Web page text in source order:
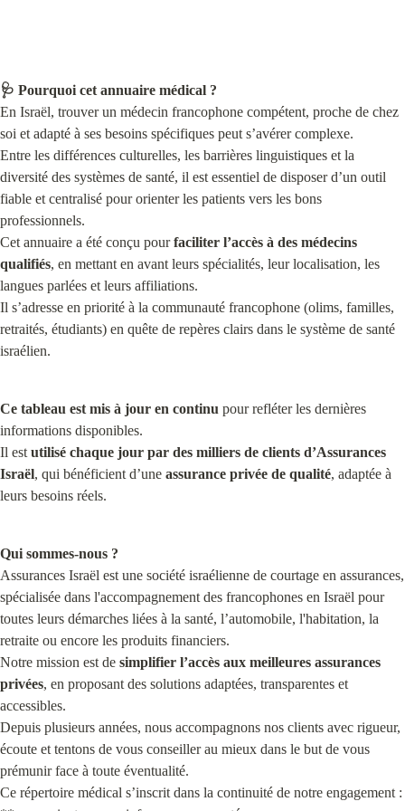
🩺 Pourquoi cet annuaire médical ?
En Israël, trouver un médecin francophone compétent, proche de chez
soi et adapté à ses besoins spécifiques peut s’avérer complexe.
Entre les différences culturelles, les barrières linguistiques et la
diversité des systèmes de santé, il est essentiel de disposer d’un outil
fiable et centralisé pour orienter les patients vers les bons
professionnels.
Cet annuaire a été conçu pour faciliter l’accès à des médecins
qualifiés, en mettant en avant leurs spécialités, leur localisation, les
langues parlées et leurs affiliations.
Il s’adresse en priorité à la communauté francophone (olims, familles,
retraités, étudiants) en quête de repères clairs dans le système de santé
israélien.
Ce tableau est mis à jour en continu pour refléter les dernières
informations disponibles.
Il est utilisé chaque jour par des milliers de clients d’Assurances
Israël, qui bénéficient d’une assurance privée de qualité, adaptée à
leurs besoins réels.
Qui sommes-nous ?
Assurances Israël est une société israélienne de courtage en assurances,
spécialisée dans l'accompagnement des francophones en Israël pour
toutes leurs démarches liées à la santé, l’automobile, l'habitation, la
retraite ou encore les produits financiers.
Notre mission est de simplifier l’accès aux meilleures assurances
privées, en proposant des solutions adaptées, transparentes et
accessibles.
Depuis plusieurs années, nous accompagnons nos clients avec rigueur,
écoute et tentons de vous conseiller au mieux dans le but de vous
prémunir face à toute éventualité.
Ce répertoire médical s’inscrit dans la continuité de notre engagement :